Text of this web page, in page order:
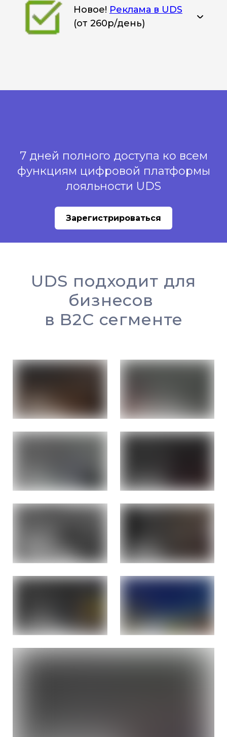
Новое! Реклама в UDS
(от 260р/день)
7 дней полного доступа ко всем
функциям цифровой платформы
лояльности UDS
Зарегистрироваться
UDS подходит для
бизнесов
в B2C сегменте